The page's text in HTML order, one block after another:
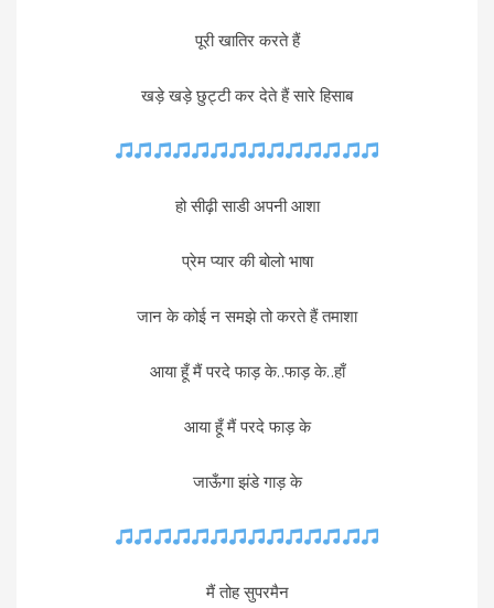
पूरी खातिर करते हैं
खड़े खड़े छुट्टी कर देते हैं सारे हिसाब
हो सीढ़ी साडी अपनी आशा
प्रेम प्यार की बोलो भाषा
जान के कोई न समझे तो करते हैं तमाशा
आया हूँ मैं परदे फाड़ के..फाड़ के..हाँ
आया हूँ मैं परदे फाड़ के
जाऊँगा झंडे गाड़ के
मैं तोह सुपरमैन